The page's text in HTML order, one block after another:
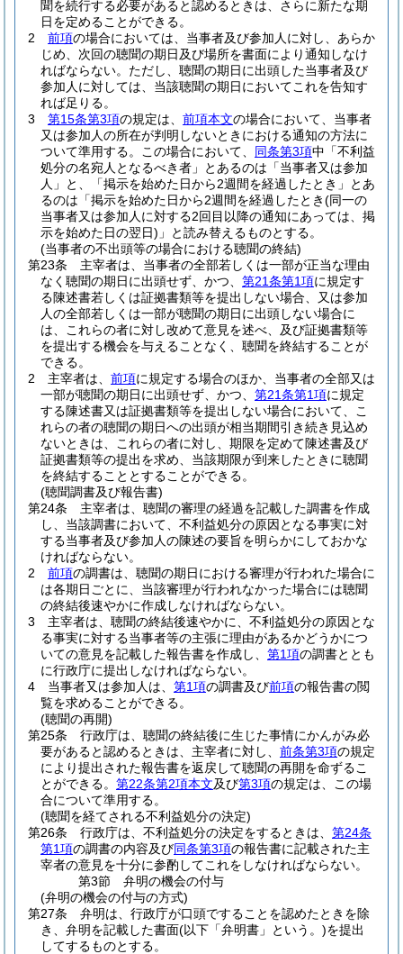
聞を続行する必要があると認めるときは、さらに新たな期
日を定めることができる。
2
前項の場合においては、当事者及び参加人に対し、あらか
じめ、次回の聴聞の期日及び場所を書面により通知しなけ
ればならない。 ただし、聴聞の期日に出頭した当事者及び
参加人に対しては、当該聴聞の期日においてこれを告知す
れば足りる。
3
第15条第3項の規定は、 前項本文の場合において、当事者
又は参加人の所在が判明しないときにおける通知の方法に
ついて準用する。
この場合において、 同条第3項中「不利益
処分の名宛人となるべき者」とあるのは「当事者又は参加
人」と、「掲示を始めた日から2週間を経過したとき」とあ
るのは「掲示を始めた日から2週間を経過したとき(同一の
当事者又は参加人に対する2回目以降の通知にあっては、掲
示を始めた日の翌日) 」と読み替えるものとする。
(当事者の不出頭等の場合における聴聞の終結)
第23条
主宰者は、当事者の全部若しくは一部が正当な理由
なく聴聞の期日に出頭せず、かつ、 第21条第1項に規定す
る陳述書若しくは証拠書類等を提出しない場合、又は参加
人の全部若しくは一部が聴聞の期日に出頭しない場合に
は、これらの者に対し改めて意見を述べ、及び証拠書類等
を提出する機会を与えることなく、聴聞を終結することが
できる。
2
主宰者は、 前項に規定する場合のほか、当事者の全部又は
一部が聴聞の期日に出頭せず、かつ、 第21条第1項に規定
する陳述書又は証拠書類等を提出しない場合において、こ
れらの者の聴聞の期日への出頭が相当期間引き続き見込め
ないときは、これらの者に対し、期限を定めて陳述書及び
証拠書類等の提出を求め、当該期限が到来したときに聴聞
を終結することとすることができる。
(聴聞調書及び報告書)
第24条
主宰者は、聴聞の審理の経過を記載した調書を作成
し、当該調書において、不利益処分の原因となる事実に対
する当事者及び参加人の陳述の要旨を明らかにしておかな
ければならない。
2
前項の調書は、聴聞の期日における審理が行われた場合に
は各期日ごとに、当該審理が行われなかった場合には聴聞
の終結後速やかに作成しなければならない。
3
主宰者は、聴聞の終結後速やかに、不利益処分の原因とな
る事実に対する当事者等の主張に理由があるかどうかにつ
いての意見を記載した報告書を作成し、 第1項の調書ととも
に行政庁に提出しなければならない。
4
当事者又は参加人は、 第1項の調書及び前項の報告書の閲
覧を求めることができる。
(聴聞の再開)
第25条
行政庁は、聴聞の終結後に生じた事情にかんがみ必
要があると認めるときは、主宰者に対し、 前条第3項の規定
により提出された報告書を返戻して聴聞の再開を命ずるこ
とができる。 第22条第2項本文及び第3項の規定は、この場
合について準用する。
(聴聞を経てされる不利益処分の決定)
第26条
行政庁は、不利益処分の決定をするときは、 第24条
第1項の調書の内容及び同条第3項の報告書に記載された主
宰者の意見を十分に参酌してこれをしなければならない。
第3節
弁明の機会の付与
(弁明の機会の付与の方式)
第27条
弁明は、行政庁が口頭ですることを認めたときを除
き、弁明を記載した書面(以下「弁明書」という。)を提出
してするものとする。